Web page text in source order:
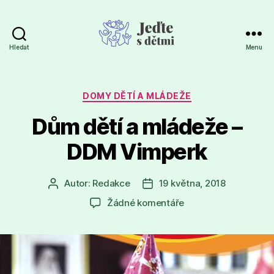
Hledat Menu
Rubriky
DOMY DĚTÍ A MLÁDEŽE
Dům dětí a mládeže –
DDM Vimperk
Autor
příspěvku
Autor: Redakce
Datum
příspěvku
19 května, 2018
Žádné komentářeu
názvem
Dům
dětí